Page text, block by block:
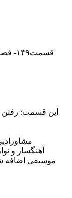
این قسمت: رفتن
آهنگساز و
موسیقی اضافه